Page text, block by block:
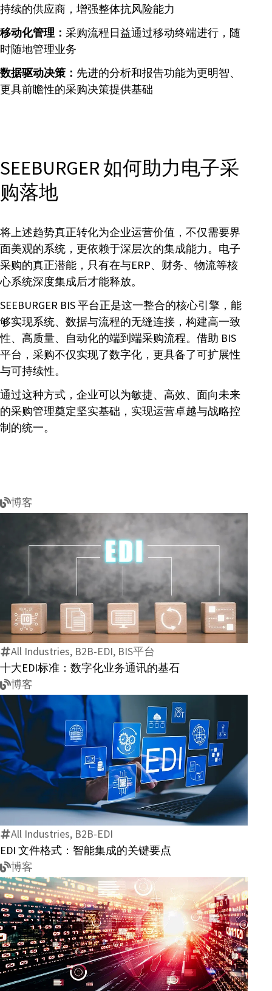
持续的供应商，增强整体抗风险能力
移动化管理： 采购流程日益通过移动终端进行，随
时随地管理业务
数据驱动决策： 先进的分析和报告功能为更明智、
更具前瞻性的采购决策提供基础
SEEBURGER 如何助力电子采
购落地
将上述趋势真正转化为企业运营价值，不仅需要界
面美观的系统，更依赖于深层次的集成能力。电子
采购的真正潜能，只有在与ERP、财务、物流等核
心系统深度集成后才能释放。
SEEBURGER BIS 平台正是这一整合的核心引擎，能
够实现系统、数据与流程的无缝连接，构建高一致
性、高质量、自动化的端到端采购流程。借助 BIS
平台，采购不仅实现了数字化，更具备了可扩展性
与可持续性。
通过这种方式，企业可以为敏捷、高效、面向未来
的采购管理奠定坚实基础，实现运营卓越与战略控
制的统一。
博客
十
大
EDI
标
准：
数
务
通
讯
的
基
石
All Industries, B2B-EDI, BIS平台
十大EDI标准：数字化业务通讯的基石
博客
EDI
文
件
格
智
集
成
的
关
键
要
点
All Industries, B2B-EDI
EDI 文件格式：智能集成的关键要点
博客
从
系
统